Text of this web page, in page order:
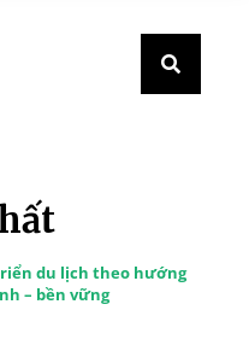
du lịch theo hướng
– bền vững